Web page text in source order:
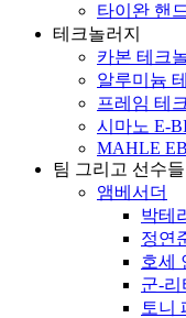
타이완 핸
테크놀러지
카본 테크
알루미늄
프레임 테
시마노 E-
MAHLE
팀 그리고 선수들
앰베서더
박테
정연
호세
군-
토니